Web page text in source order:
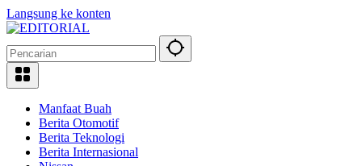
Langsung ke konten
Manfaat Buah
Berita Otomotif
Berita Teknologi
Berita Internasional